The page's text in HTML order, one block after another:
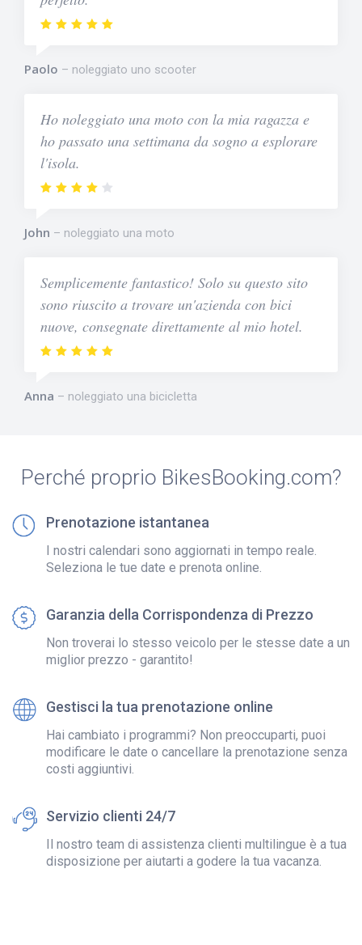
Paolo noleggiato uno scooter
Ho noleggiato una moto con la mia ragazza e
ho passato una settimana da sogno a esplorare
l'isola.
John noleggiato una moto
Semplicemente fantastico! Solo su questo sito
sono riuscito a trovare un'azienda con bici
nuove, consegnate direttamente al mio hotel.
Anna noleggiato una bicicletta
Perché proprio BikesBooking.com?
Prenotazione istantanea
I nostri calendari sono aggiornati in tempo reale.
Seleziona le tue date e prenota online.
Garanzia della Corrispondenza di Prezzo
Non troverai lo stesso veicolo per le stesse date a un
miglior prezzo - garantito!
Gestisci la tua prenotazione online
Hai cambiato i programmi? Non preoccuparti, puoi
modificare le date o cancellare la prenotazione senza
costi aggiuntivi.
Servizio clienti 24/7
Il nostro team di assistenza clienti multilingue è a tua
disposizione per aiutarti a godere la tua vacanza.